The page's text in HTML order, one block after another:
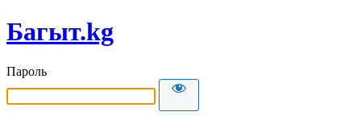
Багыт.kg
Пароль